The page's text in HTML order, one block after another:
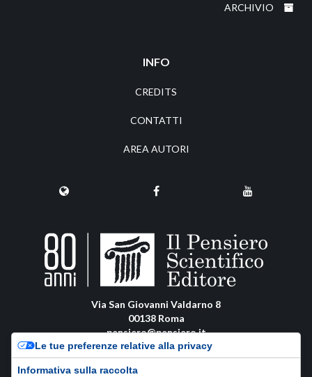
ARCHIVIO
INFO
CREDITS
CONTATTI
AREA AUTORI
Via San Giovanni Valdarno 8
00138 Roma
pensiero@pensiero.it
amministrazione@pec.pensiero.com
Le tue preferenze relative alla privacy
Informativa sulla raccolta